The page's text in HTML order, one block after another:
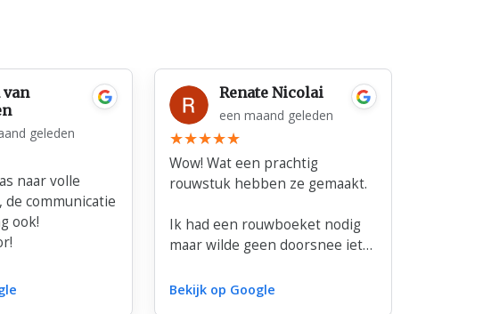
van
geleden
naar volle
communicatie
ook!
Renate Nicolai
een maand geleden
Wow! Wat een prachtig
rouwstuk hebben ze gemaakt.
Ik had een rouwboeket nodig
maar wilde geen doorsnee iets.
gedacht en verschillende
Bekijk op Google